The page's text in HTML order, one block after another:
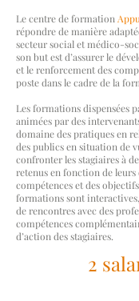
Le centre de formation
répondre de manière
secteur social et médico-
son but est d’assurer le
et le renforcement des
poste dans le cadre de la
Les formations dispensées
animées par des
domaine des pratiques en
des publics en situation de
confronter les stagiaires à
retenus en fonction de leurs
compétences et des
formations sont
de rencontres avec des
compétences
d’action des stagiaires.
2